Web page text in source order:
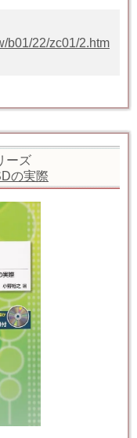
b01/22/zc01/2.htm
ーズ
の実際